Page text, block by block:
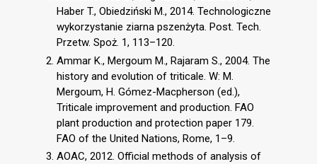
Haber T., Obiedziński M., 2014. Technologiczne
wykorzystanie ziarna pszenżyta. Post. Tech.
Przetw. Spoż. 1, 113–120.
Ammar K., Mergoum M., Rajaram S., 2004. The
history and evolution of triticale. W: M.
Mergoum, H. Gómez-Macpherson (ed.),
Triticale improvement and production. FAO
plant production and protection paper 179.
FAO of the United Nations, Rome, 1–9.
AOAC, 2012. Official methods of analysis of